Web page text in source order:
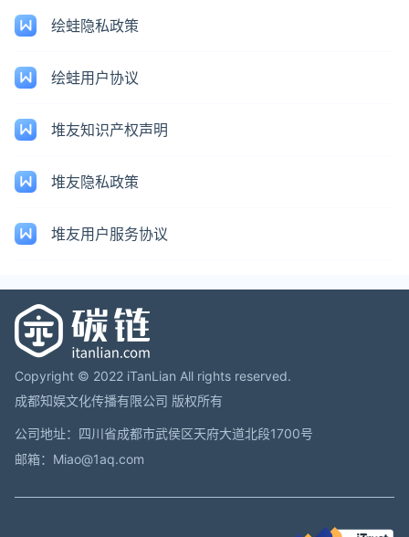
绘蛙隐私政策
绘蛙用户协议
堆友知识产权声明
堆友隐私政策
堆友用户服务协议
Copyright © 2022 iTanLian All rights reserved.
成都知娱文化传播有限公司 版权所有
公司地址：四川省成都市武侯区天府大道北段1700号
邮箱：Miao@1aq.com